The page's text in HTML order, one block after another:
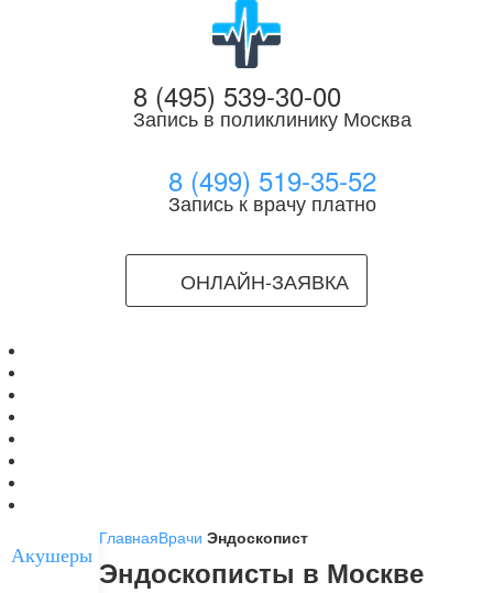
8 (495) 539-30-00
Запись в поликлинику Москва
8 (499) 519-35-52
Запись к врачу платно
ОНЛАЙН-ЗАЯВКА
ГлавнаяВрачи Эндоскопист
Эндоскописты в Москве
Акушеры